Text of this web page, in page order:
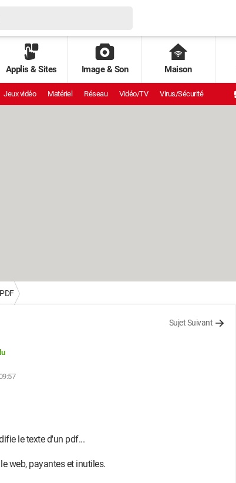
Applis & Sites Image & Son Maison
Jeux vidéo Matériel Réseau Vidéo/TV Virus/Sécurité
PDF
Sujet Suivant
le texte d'un pdf...
web, payantes et inutiles.